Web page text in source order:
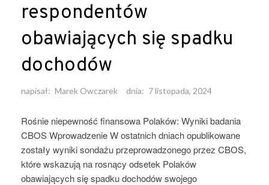
respondentów
obawiających się spadku
dochodów
napisał: Marek Owczarek dnia: 7 listopada, 2024
Rośnie niepewność finansowa Polaków: Wyniki badania
CBOS Wprowadzenie W ostatnich dniach opublikowane
zostały wyniki sondażu przeprowadzonego przez CBOS,
które wskazują na rosnący odsetek Polaków
obawiających się spadku dochodów swojego